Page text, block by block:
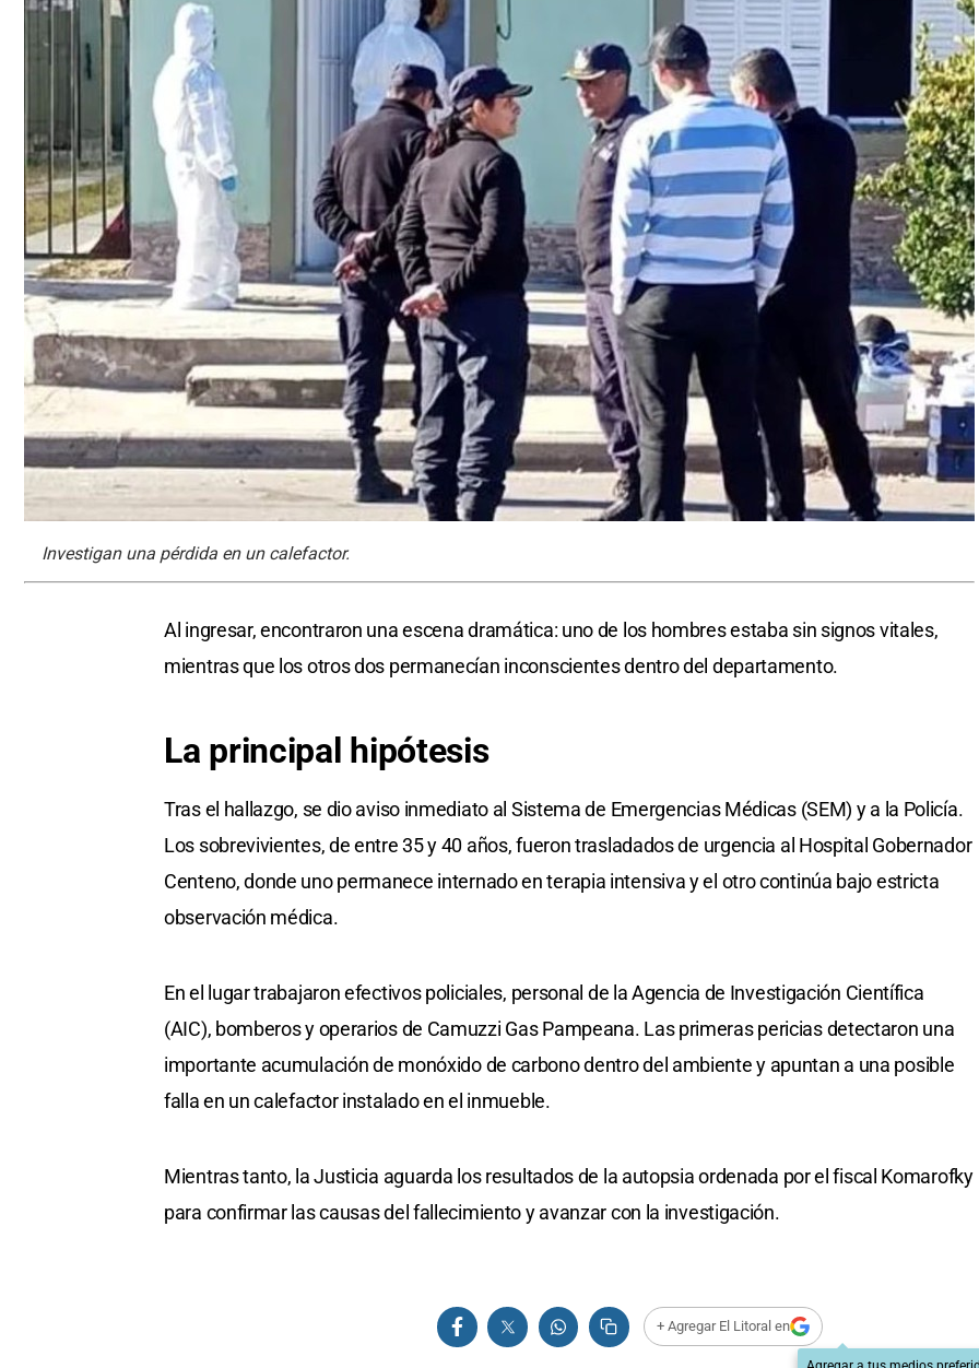
Investigan una pérdida en un calefactor.
Al ingresar, encontraron una escena dramática: uno de los hombres estaba sin signos vitales,
mientras que los otros dos permanecían inconscientes dentro del departamento.
La principal hipótesis
Tras el hallazgo, se dio aviso inmediato al Sistema de Emergencias Médicas (SEM) y a la Policía.
Los sobrevivientes, de entre 35 y 40 años, fueron trasladados de urgencia al Hospital Gobernador
Centeno, donde uno permanece internado en terapia intensiva y el otro continúa bajo estricta
observación médica.
En el lugar trabajaron efectivos policiales, personal de la Agencia de Investigación Científica
(AIC), bomberos y operarios de Camuzzi Gas Pampeana. Las primeras pericias detectaron una
importante acumulación de monóxido de carbono dentro del ambiente y apuntan a una posible
falla en un calefactor instalado en el inmueble.
Mientras tanto, la Justicia aguarda los resultados de la autopsia ordenada por el fiscal Komarofky
para confirmar las causas del fallecimiento y avanzar con la investigación.
+ Agregar El Litoral en